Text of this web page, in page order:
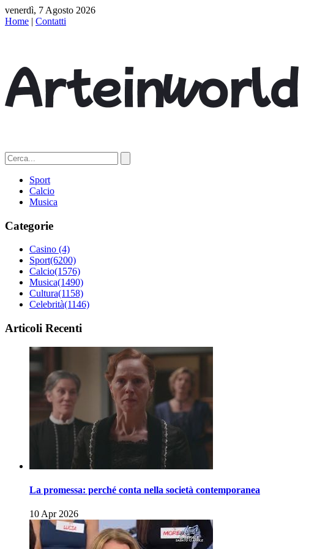
venerdì, 7 Agosto 2026
Home | Contatti
Sport
Calcio
Musica
Categorie
Casino (4)
Sport(6200)
Calcio(1576)
Musica(1490)
Cultura(1158)
Celebrità(1146)
Articoli Recenti
La promessa: perché conta nella società contemporanea
10 Apr 2026